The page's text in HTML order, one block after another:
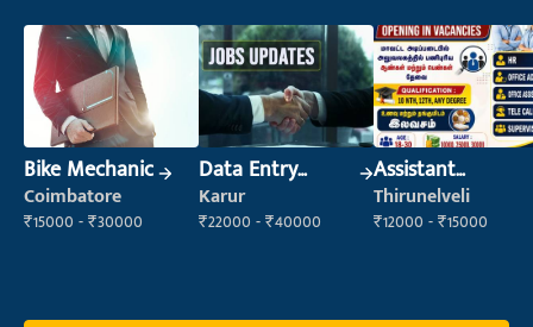
Bike Mechanic
Coimbatore
₹15000 - ₹30000
Data Entry
Operator
Karur
₹22000 - ₹40000
Assistant
Manager
Thirunelveli
₹12000 - ₹15000